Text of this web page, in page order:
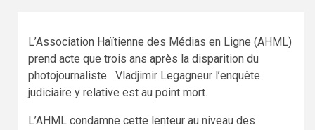
L’Association Haïtienne des Médias en Ligne (AHML)
prend acte que trois ans après la disparition du
photojournaliste Vladjimir Legagneur l’enquête
judiciaire y relative est au point mort.
L’AHML condamne cette lenteur au niveau des